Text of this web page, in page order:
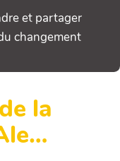
et partager
changement
la